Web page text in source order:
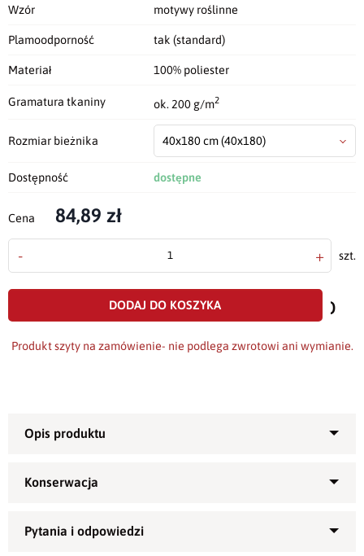
Wzór motywy roślinne
Plamoodporność tak (standard)
Materiał 100% poliester
Gramatura tkaniny ok. 200 g/m2
Rozmiar bieżnika 40x180 cm(40x180)
Dostępność dostępne
Cena 84,89 zł
- + szt.
DODAJ DO KOSZYKA
do
Produkt szyty na zamówienie- nie podlega zwrotowi ani wymianie.
gramaturze 200g/m
Polecany na uroczyste okazje, święta lub jako ozdoba stołu
czy ławy - w salonie, jadalni czy ogrodzie, idealna również na